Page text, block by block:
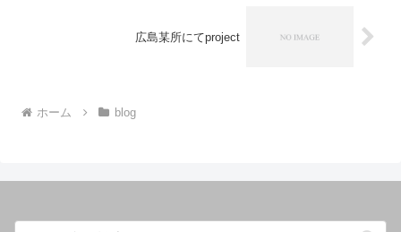
広島某所にてproject
ホーム blog